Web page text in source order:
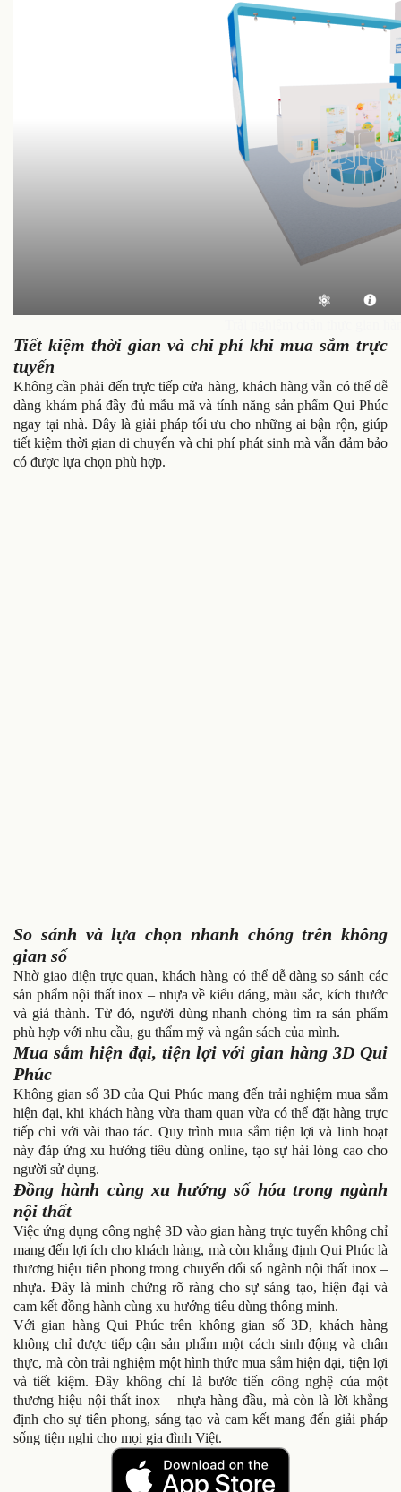
Tiết kiệm thời gian và chi phí khi mua sắm trực
tuyến
Không cần phải đến trực tiếp cửa hàng, khách hàng vẫn có thể dễ
dàng khám phá đầy đủ mẫu mã và tính năng sản phẩm Qui Phúc
ngay tại nhà. Đây là giải pháp tối ưu cho những ai bận rộn, giúp
tiết kiệm thời gian di chuyển và chi phí phát sinh mà vẫn đảm bảo
có được lựa chọn phù hợp.
So sánh và lựa chọn nhanh chóng trên không
gian số
Nhờ giao diện trực quan, khách hàng có thể dễ dàng so sánh các
sản phẩm nội thất inox – nhựa về kiểu dáng, màu sắc, kích thước
và giá thành. Từ đó, người dùng nhanh chóng tìm ra sản phẩm
phù hợp với nhu cầu, gu thẩm mỹ và ngân sách của mình.
Mua sắm hiện đại, tiện lợi với gian hàng 3D Qui
Phúc
Không gian số 3D của Qui Phúc mang đến trải nghiệm mua sắm
hiện đại, khi khách hàng vừa tham quan vừa có thể đặt hàng trực
tiếp chỉ với vài thao tác. Quy trình mua sắm tiện lợi và linh hoạt
này đáp ứng xu hướng tiêu dùng online, tạo sự hài lòng cao cho
người sử dụng.
Đồng hành cùng xu hướng số hóa trong ngành
nội thất
Việc ứng dụng công nghệ 3D vào gian hàng trực tuyến không chỉ
mang đến lợi ích cho khách hàng, mà còn khẳng định Qui Phúc là
thương hiệu tiên phong trong chuyển đổi số ngành nội thất inox –
nhựa. Đây là minh chứng rõ ràng cho sự sáng tạo, hiện đại và
cam kết đồng hành cùng xu hướng tiêu dùng thông minh.
Với gian hàng Qui Phúc trên không gian số 3D, khách hàng
không chỉ được tiếp cận sản phẩm một cách sinh động và chân
thực, mà còn trải nghiệm một hình thức mua sắm hiện đại, tiện lợi
và tiết kiệm. Đây không chỉ là bước tiến công nghệ của một
thương hiệu nội thất inox – nhựa hàng đầu, mà còn là lời khẳng
định cho sự tiên phong, sáng tạo và cam kết mang đến giải pháp
sống tiện nghi cho mọi gia đình Việt.